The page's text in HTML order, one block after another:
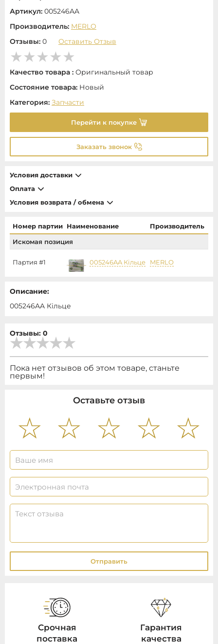
Артикул: 005246AA
Производитель: MERLO
Отзывы: 0 Оставить Отзыв
Качество товара : Оригинальный товар
Состояние товара: Новый
Категория: Запчасти
Перейти к покупке
Заказать звонок
Условия доставки
Оплата
Условия возврата / обмена
Номер партии Наименование Производитель
Искомая позиция
Партия #1 005246AA Кільце MERLO
Описание:
005246AA Кільце
Отзывы: 0
Пока нет отзывов об этом товаре, станьте
первым!
Оставьте отзыв
Отправить
Срочная
поставка
Гарантия
качества